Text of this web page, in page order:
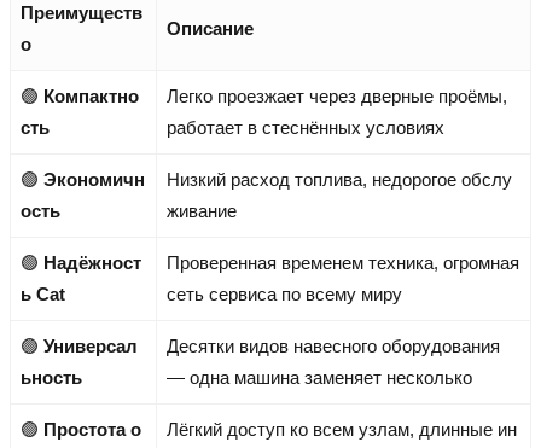
Преимуществ
о
Описание
🟢 Компактно
сть
Легко проезжает через дверные проёмы,
работает в стеснённых условиях
🟢 Экономичн
ость
Низкий расход топлива, недорогое обслу
живание
🟢 Надёжност
ь Cat
Проверенная временем техника, огромная
сеть сервиса по всему миру
🟢 Универсал
ьность
Десятки видов навесного оборудования
— одна машина заменяет несколько
🟢 Простота о
Лёгкий доступ ко всем узлам, длинные ин